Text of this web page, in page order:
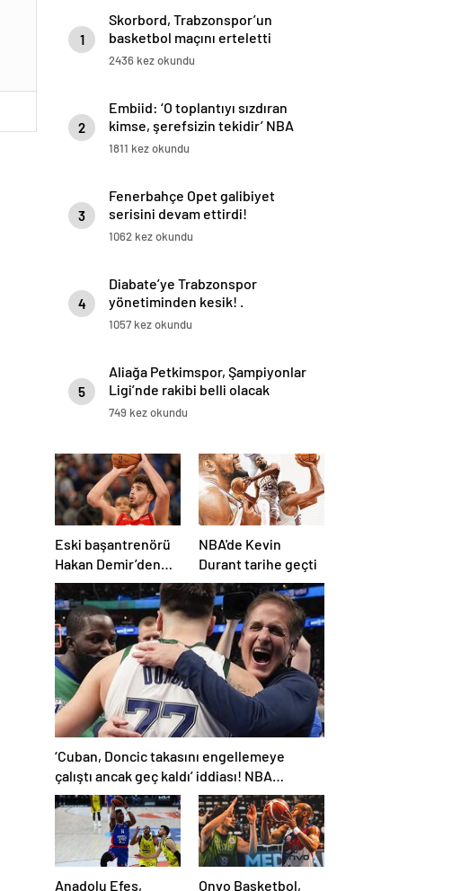
1
Skorbord, Trabzonspor’un
basketbol maçını erteletti
2436 kez okundu
2
Embiid: ‘O toplantıyı sızdıran
kimse, şerefsizin tekidir’ NBA
Haberleri
1811 kez okundu
3
Fenerbahçe Opet galibiyet
serisini devam ettirdi!
1062 kez okundu
4
Diabate’ye Trabzonspor
yönetiminden kesik! .
1057 kez okundu
5
Aliağa Petkimspor, Şampiyonlar
Ligi’nde rakibi belli olacak
749 kez okundu
Eski başantrenörü
Hakan Demir’den
Alperen Şengün’e
övgü
NBA'de Kevin
Durant tarihe geçti
‘Cuban, Doncic takasını engellemeye
çalıştı ancak geç kaldı’ iddiası! NBA
Haberleri
Anadolu Efes,
Onvo Basketbol,